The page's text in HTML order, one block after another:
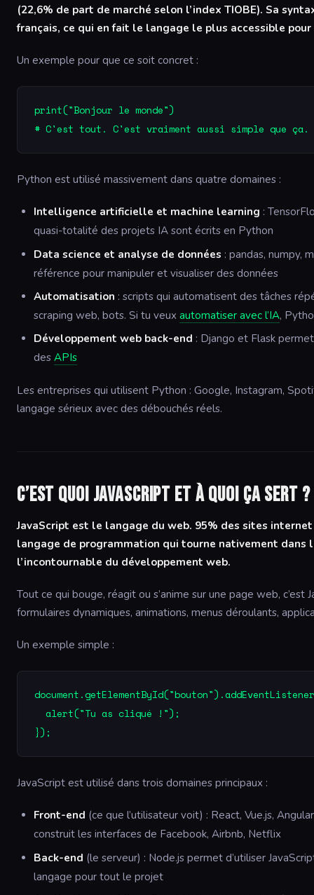
(22,6% de part de marché selon l’index TIOBE). Sa
français, ce qui en fait le langage le plus accessible
Un exemple pour que ce soit concret :
print("Bonjour le monde")
# C'est tout. C'est vraiment aussi simple que ça.
Python est utilisé massivement dans quatre domaines :
Intelligence artificielle et machine learning :
quasi-totalité des projets IA sont écrits en Python
Data science et analyse de données : pandas, numpy,
référence pour manipuler et visualiser des données
Automatisation : scripts qui automatisent des tâches
scraping web, bots. Si tu veux automatiser avec l’IA,
Développement web back-end : Django et Flask
des APIs
Les entreprises qui utilisent Python : Google, Instagram,
langage sérieux avec des débouchés réels.
C’est quoi JavaScript et à quoi ça sert ?
JavaScript est le langage du web. 95% des sites
langage de programmation qui tourne nativement dans
l’incontournable du développement web.
Tout ce qui bouge, réagit ou s’anime sur une page web, c’est
formulaires dynamiques, animations, menus déroulants,
Un exemple simple :
  alert("Tu as cliqué !");
});
JavaScript est utilisé dans trois domaines principaux :
Front-end (ce que l’utilisateur voit) : React, Vue.js,
construit les interfaces de Facebook, Airbnb, Netflix
Back-end (le serveur) : Node.js permet d’utiliser
langage pour tout le projet